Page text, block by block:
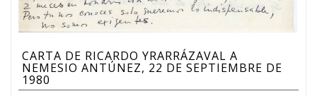
CARTA DE RICARDO YRARRÁZAVAL A
NEMESIO ANTÚNEZ, 22 DE SEPTIEMBRE DE
1980